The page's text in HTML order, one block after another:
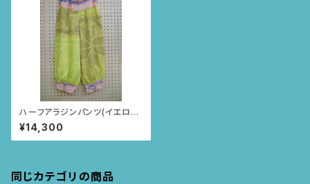
ハーフアラジンパンツ(イエロ
ー/レース柄)
¥14,300
同じカテゴリの商品